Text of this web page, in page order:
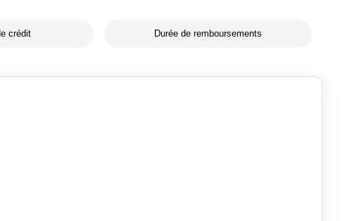
crédit Durée de remboursements